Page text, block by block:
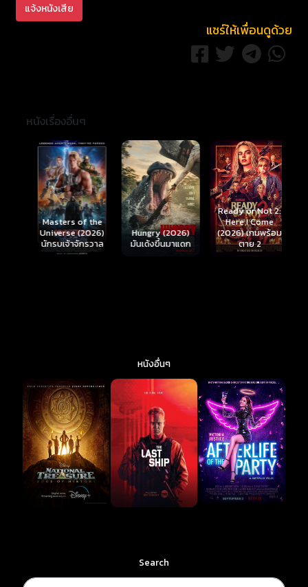
แจ้งหนังเสีย
แชร์ให้เพื่อนดูด้วย
หนังเรื่องอื่นๆ
Masters of the
Universe (2026)
นักรบเจ้าจักรวาล
Hungry (2026)
มันเด้งขึ้นมาแดก
Ready or Not 2:
Here I Come
(2026) เกมพร้อม
ตาย 2
หนังอื่นๆ
Search